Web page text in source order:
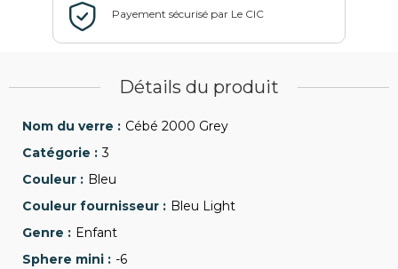
Détails du produit
Cébé 2000 Grey
3
Bleu
Bleu Light
Enfant
-6